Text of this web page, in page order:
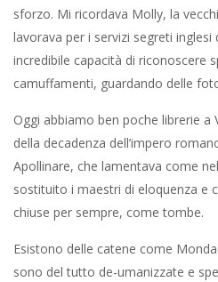
sforzo. Mi ricordava Molly, la
lavorava per i servizi segreti inglesi
incredibile capacità di riconoscere
camuffamenti, guardando delle
Oggi abbiamo ben poche librerie a
della decadenza dell’impero
Apollinare, che lamentava come
sostituito i maestri di eloquenza e
chiuse per sempre, come tombe.
Esistono delle catene come
sono del tutto de-umanizzate e